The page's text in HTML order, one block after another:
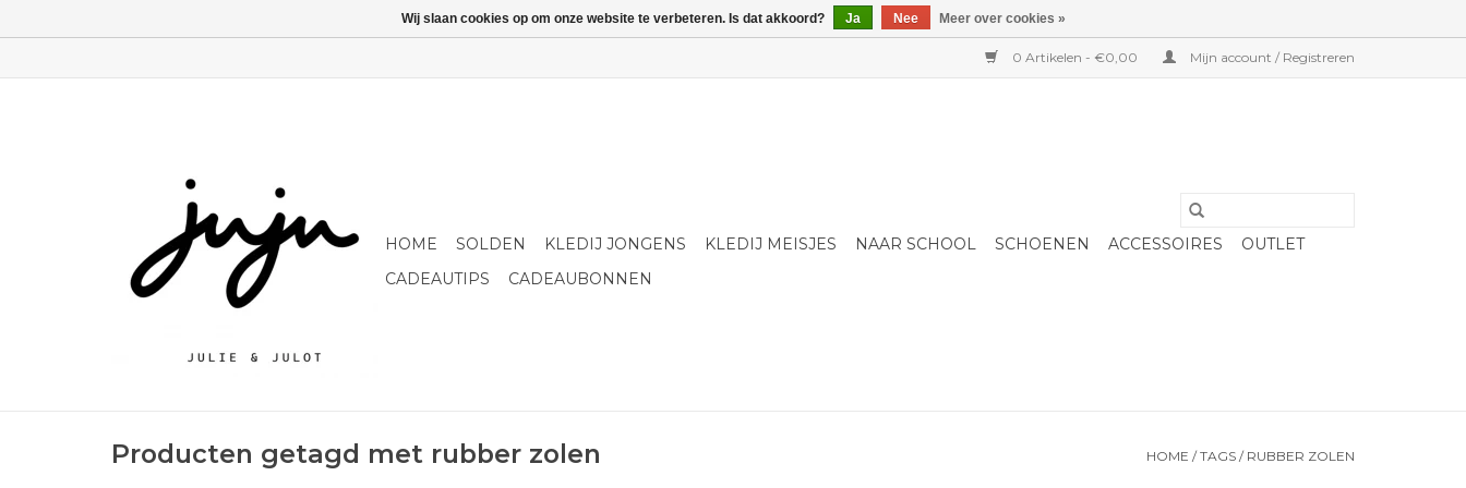
0 Artikelen - €0,00 Mijn account / Registreren
HOME SOLDEN KLEDIJ JONGENS KLEDIJ MEISJES NAAR SCHOOL SCHOENEN ACCESSOIRES
OUTLET
CADEAUTIPS
CADEAUBONNEN
Producten getagd met rubber zolen HOME /TAGS / RUBBER ZOLEN
Wij slaan cookies op om onze website te verbeteren. Is dat akkoord? Ja Nee Meer over cookies »